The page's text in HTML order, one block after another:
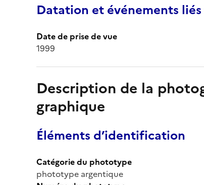
Datation et événements liés
Date de prise de vue
1999
Description de la
graphique
Éléments d’identification
Catégorie du phototype
phototype argentique